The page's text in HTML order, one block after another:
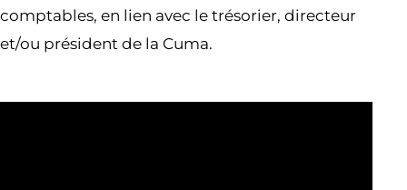
comptables, en lien avec le trésorier, directeur
et/ou président de la Cuma.